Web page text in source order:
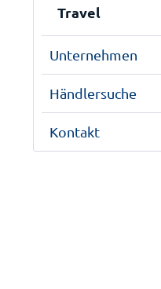
Travel
Unternehmen
Händlersuche
Kontakt